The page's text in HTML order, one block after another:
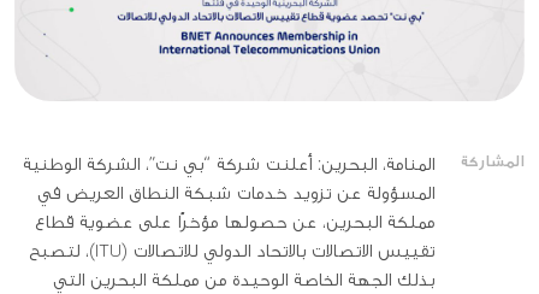
المشاركة
المنامة، البحرين: أعلنت شركة “بي نت”، الشركة الوطنية
المسؤولة عن تزويد خدمات شبكة النطاق العريض في
مملكة البحرين، عن حصولها مؤخرًا على عضوية قطاع
تقييس الاتصالات بالاتحاد الدولي للاتصالات (ITU)، لتصبح
بذلك الجهة الخاصة الوحيدة من مملكة البحرين التي